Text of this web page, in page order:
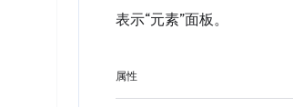
表示“元素”面板。
属性